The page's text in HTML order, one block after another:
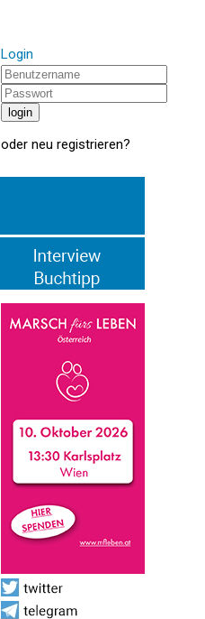
Login
oder neu registrieren?